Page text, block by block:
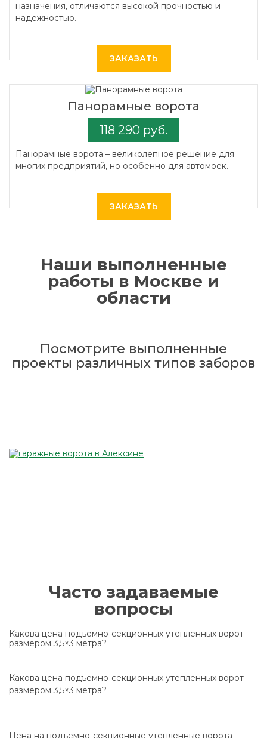
назначения, отличаются высокой прочностью и
надежностью.
ЗАКАЗАТЬ
Панорамные ворота
118 290 руб.
Панорамные ворота – великолепное решение для
многих предприятий, но особенно для автомоек.
ЗАКАЗАТЬ
Наши выполненные
работы в Москве и
области
Посмотрите выполненные
проекты различных типов заборов
Часто задаваемые
вопросы
Какова цена подъемно-секционных утепленных ворот
размером 3,5×3 метра?
Какова цена подъемно-секционных утепленных ворот
размером 3,5×3 метра?
Цена на подъемно-секционные утепленные ворота